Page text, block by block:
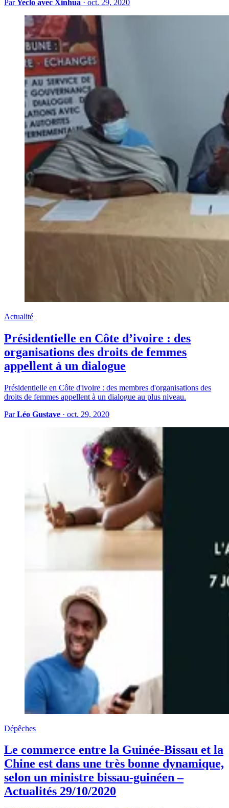
Par Yeclo avec Xinhua · oct. 29, 2020
Actualité
Présidentielle en Côte d’ivoire : des
organisations des droits de femmes
appellent à un dialogue
Présidentielle en Côte d'ivoire : des membres d'organisations des
droits de femmes appellent à un dialogue au plus niveau.
ParLéo Gustave · oct. 29, 2020
Dépêches
Le commerce entre la Guinée-Bissau et la
Chine est dans une très bonne dynamique,
selon un ministre bissau-guinéen –
Actualités 29/10/2020